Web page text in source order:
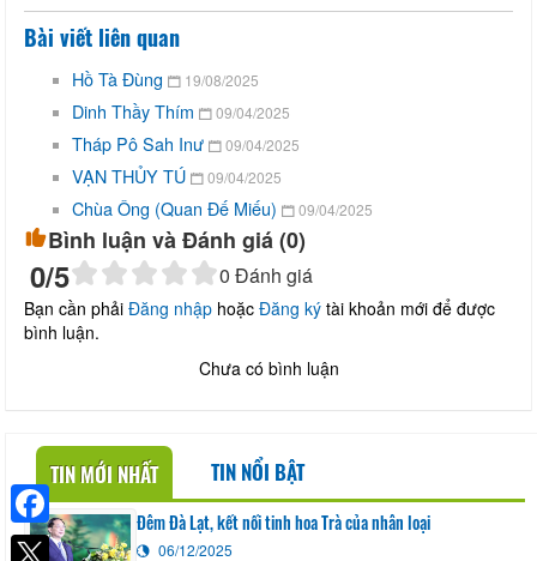
Bài viết liên quan
Hồ Tà Đùng 19/08/2025
Dinh Thầy Thím 09/04/2025
Tháp Pô Sah Inư 09/04/2025
VẠN THỦY TÚ 09/04/2025
Chùa Ông (Quan Đế Miếu) 09/04/2025
Bình luận và Đánh giá (0)
0/5 0 Đánh giá
Bạn cần phải Đăng nhập hoặc Đăng ký tài khoản mới để được
bình luận.
Chưa có bình luận
TIN MỚI NHẤT TIN NỔI BẬT
Đêm Đà Lạt, kết nối tinh hoa Trà của nhân loại
06/12/2025
Facebook